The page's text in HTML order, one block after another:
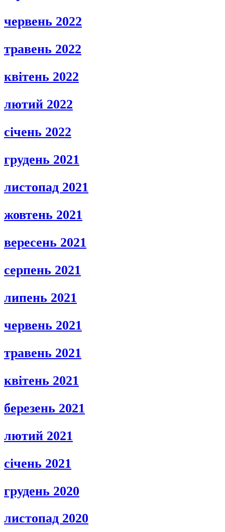
червень 2022
травень 2022
квітень 2022
лютий 2022
січень 2022
грудень 2021
листопад 2021
жовтень 2021
вересень 2021
серпень 2021
липень 2021
червень 2021
травень 2021
квітень 2021
березень 2021
лютий 2021
січень 2021
грудень 2020
листопад 2020